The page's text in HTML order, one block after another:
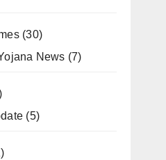
(30)
News (7)
(5)